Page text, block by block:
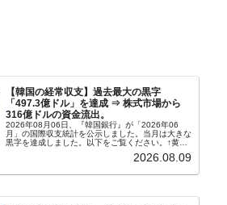
【韓国の経常収支】過去最大の黒字
「497.3億ドル」を達成 ⇒ 株式市場から
316億ドルの資金流出。
2026年08月06日、『韓国銀行』が「2026年06
月」の国際収支統計を公示しました。当月は大きな
黒字を達成しました。以下をご覧ください。↑黄色
の経常収支です。2026年06月貿易収支：4...
2026.08.09